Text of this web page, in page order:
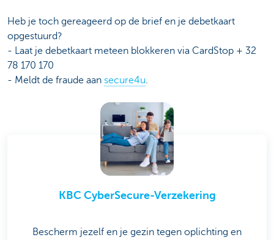
Heb je toch gereageerd op de brief en je debetkaart
opgestuurd?
- Laat je debetkaart meteen blokkeren via CardStop + 32
78 170 170
- Meldt de fraude aan secure4u.
KBC CyberSecure-Verzekering
Bescherm jezelf en je gezin tegen oplichting en